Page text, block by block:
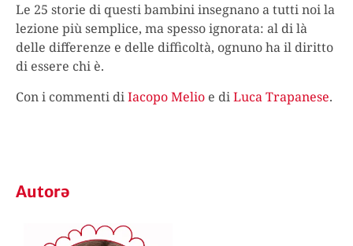
Le 25 storie di questi bambini insegnano a tutti noi la
lezione più semplice, ma spesso ignorata: al di là
delle differenze e delle difficoltà, ognuno ha il diritto
di essere chi è.
Con i commenti diIacopo Melio e diLuca Trapanese.
Autorə